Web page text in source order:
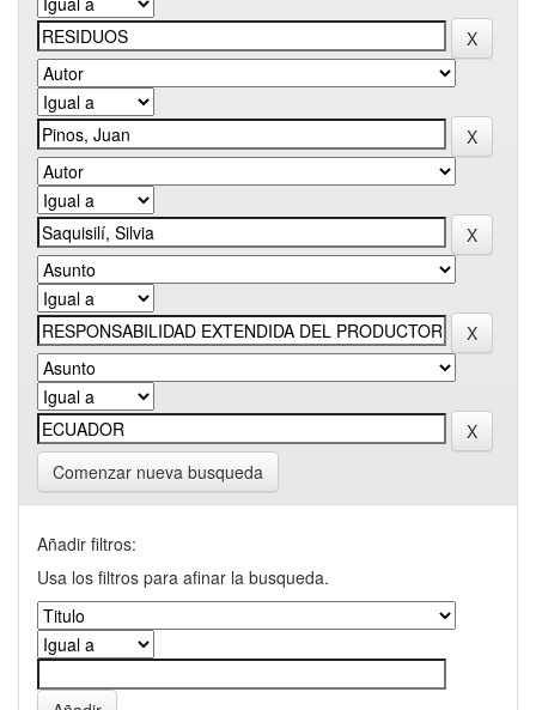
Comenzar nueva busqueda
Añadir filtros:
Usa los filtros para afinar la busqueda.